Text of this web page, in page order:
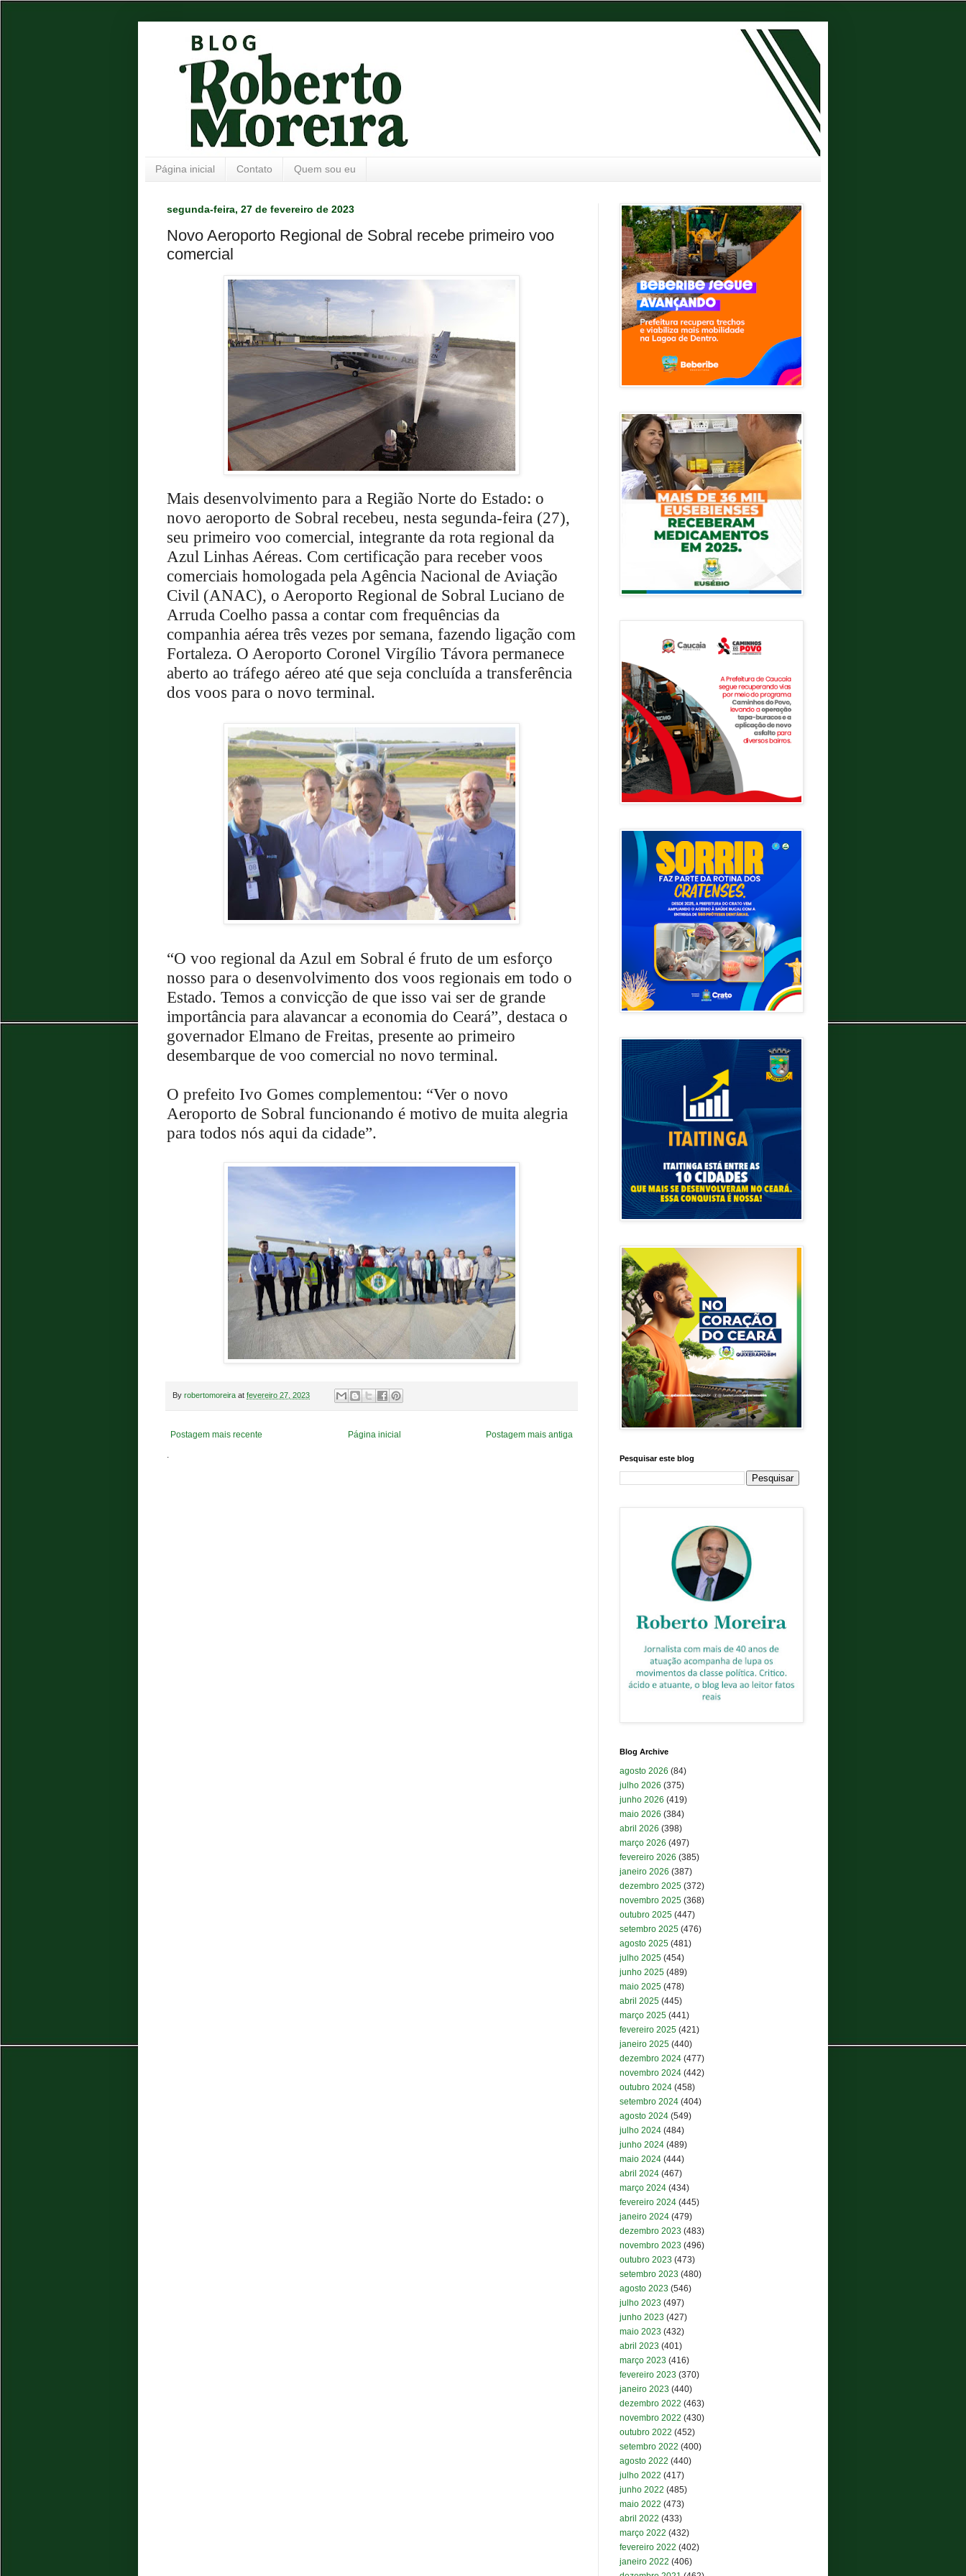
Página inicial Contato Quem sou eu
segunda-feira, 27 de fevereiro de 2023
Novo Aeroporto Regional de Sobral recebe primeiro voo
comercial
Mais desenvolvimento para a Região Norte do Estado: o
novo aeroporto de Sobral recebeu, nesta segunda-feira (27),
seu primeiro voo comercial, integrante da rota regional da
Azul Linhas Aéreas. Com certificação para receber voos
comerciais homologada pela Agência Nacional de Aviação
Civil (ANAC), o Aeroporto Regional de Sobral Luciano de
Arruda Coelho passa a contar com frequências da
companhia aérea três vezes por semana, fazendo ligação com
Fortaleza. O Aeroporto Coronel Virgílio Távora permanece
aberto ao tráfego aéreo até que seja concluída a transferência
dos voos para o novo terminal.
“O voo regional da Azul em Sobral é fruto de um esforço
nosso para o desenvolvimento dos voos regionais em todo o
Estado. Temos a convicção de que isso vai ser de grande
importância para alavancar a economia do Ceará”, destaca o
governador Elmano de Freitas, presente ao primeiro
desembarque de voo comercial no novo terminal.
O prefeito Ivo Gomes complementou: “Ver o novo
Aeroporto de Sobral funcionando é motivo de muita alegria
para todos nós aqui da cidade”.
By robertomoreira at fevereiro 27, 2023
Postagem mais recente Postagem mais antiga
Página inicial
.
Pesquisar este blog
Blog Archive
agosto 2026 (84)
julho 2026 (375)
junho 2026 (419)
maio 2026 (384)
abril 2026 (398)
março 2026 (497)
fevereiro 2026 (385)
janeiro 2026 (387)
dezembro 2025 (372)
novembro 2025 (368)
outubro 2025 (447)
setembro 2025 (476)
agosto 2025 (481)
julho 2025 (454)
junho 2025 (489)
maio 2025 (478)
abril 2025 (445)
março 2025 (441)
fevereiro 2025 (421)
janeiro 2025 (440)
dezembro 2024 (477)
novembro 2024 (442)
outubro 2024 (458)
setembro 2024 (404)
agosto 2024 (549)
julho 2024 (484)
junho 2024 (489)
maio 2024 (444)
abril 2024 (467)
março 2024 (434)
fevereiro 2024 (445)
janeiro 2024 (479)
dezembro 2023 (483)
novembro 2023 (496)
outubro 2023 (473)
setembro 2023 (480)
agosto 2023 (546)
julho 2023 (497)
junho 2023 (427)
maio 2023 (432)
abril 2023 (401)
março 2023 (416)
fevereiro 2023 (370)
janeiro 2023 (440)
dezembro 2022 (463)
novembro 2022 (430)
outubro 2022 (452)
setembro 2022 (400)
agosto 2022 (440)
julho 2022 (417)
junho 2022 (485)
maio 2022 (473)
abril 2022 (433)
março 2022 (432)
fevereiro 2022 (402)
janeiro 2022 (406)